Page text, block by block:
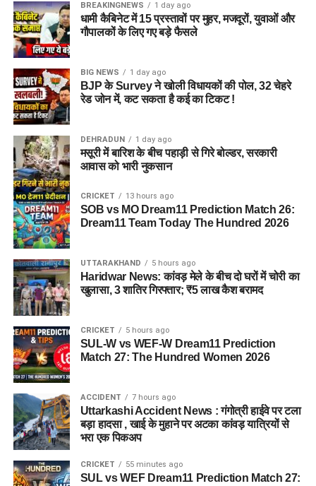
BREAKINGNEWS 1 day ago
धामी कैबिनेट में 15 प्रस्तावों पर मुहर, मजदूरों, युवाओं और
गौपालकों के लिए गए बड़े फैसले
BIG NEWS 1 day ago
BJP के Survey ने खोली विधायकों की पोल, 32 चेहरे
रेड जोन में, कट सकता है कई का टिकट !
DEHRADUN 1 day ago
मसूरी में बारिश के बीच पहाड़ी से गिरे बोल्डर, सरकारी
आवास को भारी नुकसान
CRICKET 13 hours ago
SOB vs MO Dream11 Prediction Match 26:
Dream11 Team Today The Hundred 2026
UTTARAKHAND 5 hours ago
Haridwar News: कांवड़ मेले के बीच दो घरों में चोरी का
खुलासा, 3 शातिर गिरफ्तार; ₹5 लाख कैश बरामद
CRICKET 5 hours ago
SUL-W vs WEF-W Dream11 Prediction
Match 27: The Hundred Women 2026
ACCIDENT 7 hours ago
Uttarkashi Accident News : गंगोत्री हाईवे पर टला
बड़ा हादसा , खाई के मुहाने पर अटका कांवड़ यात्रियों से
भरा एक पिकअप
CRICKET 55 minutes ago
SUL vs WEF Dream11 Prediction Match 27: